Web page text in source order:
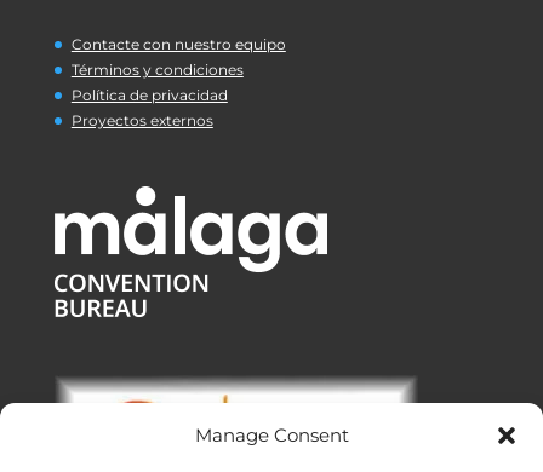
Manage Consent
Contacte con nuestro equipo
Términos y condiciones
Política de privacidad
Proyectos externos